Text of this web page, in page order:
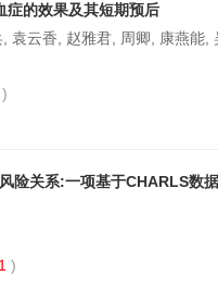
症的效果及其短期预后
袁云香, 赵雅君, 周卿, 康燕能,
)
险关系:一项基于CHARLS数
1 )